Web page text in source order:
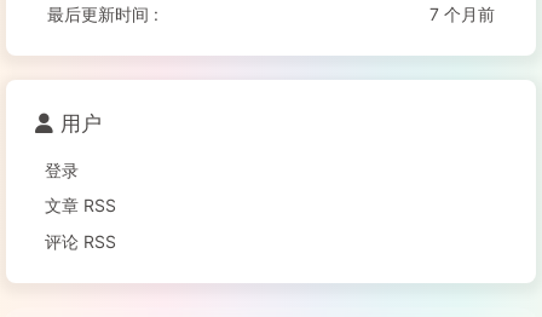
最后更新时间 :
7 个月前
用户
登录
文章 RSS
评论 RSS